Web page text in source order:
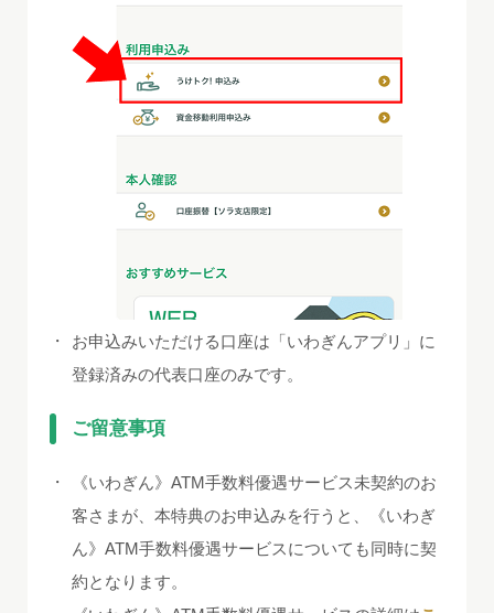
・
お申込みいただける口座は「いわぎんアプリ」に
登録済みの代表口座のみです。
ご留意事項
・
《いわぎん》ATM手数料優遇サービス未契約のお
客さまが、本特典のお申込みを行うと、《いわぎ
ん》ATM手数料優遇サービスについても同時に契
約となります。